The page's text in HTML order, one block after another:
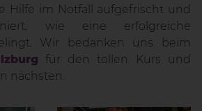
Hilfe im Notfall aufgefrischt und
wie eine erfolgreiche
Wir bedanken uns beim
für den tollen Kurs und
nächsten.